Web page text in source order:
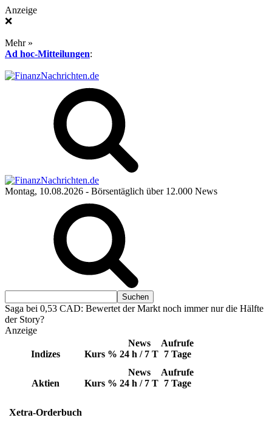
Anzeige
❌
Mehr »
Ad hoc-Mitteilungen:
Montag, 10.08.2026 - Börsentäglich über 12.000 News
Saga bei 0,53 CAD: Bewertet der Markt noch immer nur die Hälfte
der Story?
Anzeige
Indizes Kurs %
News
24 h / 7 T
Aufrufe
7 Tage
Aktien Kurs %
News
24 h / 7 T
Aufrufe
7 Tage
Xetra-Orderbuch